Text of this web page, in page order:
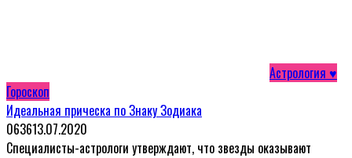
Астрология ♥
Гороскоп
Идеальная прическа по Знаку Зодиака
063613.07.2020
Специалисты-астрологи утверждают, что звезды оказывают